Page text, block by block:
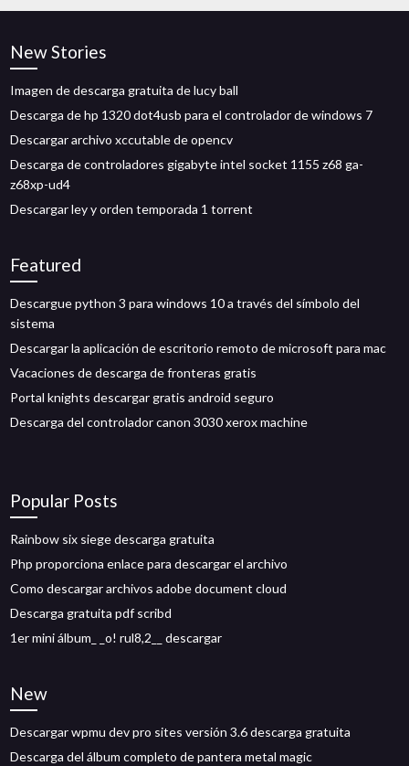
New Stories
Imagen de descarga gratuita de lucy ball
Descarga de hp 1320 dot4usb para el controlador de windows 7
Descargar archivo xccutable de opencv
Descarga de controladores gigabyte intel socket 1155 z68 ga-
z68xp-ud4
Descargar ley y orden temporada 1 torrent
Featured
Descargue python 3 para windows 10 a través del símbolo del
sistema
Descargar la aplicación de escritorio remoto de microsoft para mac
Vacaciones de descarga de fronteras gratis
Portal knights descargar gratis android seguro
Descarga del controlador canon 3030 xerox machine
Popular Posts
Rainbow six siege descarga gratuita
Php proporciona enlace para descargar el archivo
Como descargar archivos adobe document cloud
Descarga gratuita pdf scribd
1er mini álbum_ _o! rul8,2__ descargar
New
Descargar wpmu dev pro sites versión 3.6 descarga gratuita
Descarga del álbum completo de pantera metal magic